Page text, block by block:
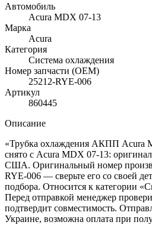
Автомобиль
Acura MDX 07-13
Марка
Acura
Категория
Система охлаждения
Номер запчасти (OEM)
25212-RYE-006
Артикул
860445
Описание
«Трубка охлаждения АКПП Acura
снято с Acura MDX 07-13:
США. Оригинальный номер
RYE-006 — сверьте его со своей
подбора. Относится к категории
Перед отправкой менеджер
подтвердит совместимость.
Украине, возможна оплата при